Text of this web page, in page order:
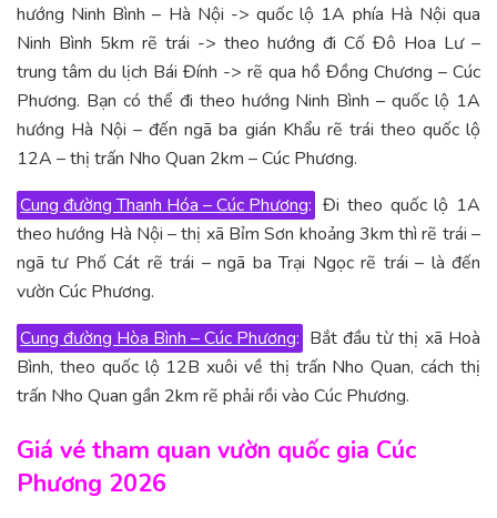
hướng Ninh Bình – Hà Nội -> quốc lộ 1A phía Hà Nội qua
Ninh Bình 5km rẽ trái -> theo hướng đi Cố Đô Hoa Lư –
trung tâm du lịch Bái Đính -> rẽ qua hồ Đồng Chương – Cúc
Phương. Bạn có thể đi theo hướng Ninh Bình – quốc lộ 1A
hướng Hà Nội – đến ngã ba gián Khẩu rẽ trái theo quốc lộ
12A – thị trấn Nho Quan 2km – Cúc Phương.
Cung đường Thanh Hóa – Cúc Phương: Đi theo quốc lộ 1A
theo hướng Hà Nội – thị xã Bỉm Sơn khoảng 3km thì rẽ trái –
ngã tư Phố Cát rẽ trái – ngã ba Trại Ngọc rẽ trái – là đến
vườn Cúc Phương.
Cung đường Hòa Bình – Cúc Phương: Bắt đầu từ thị xã Hoà
Bình, theo quốc lộ 12B xuôi về thị trấn Nho Quan, cách thị
trấn Nho Quan gần 2km rẽ phải rồi vào Cúc Phương.
Giá vé tham quan vườn quốc gia Cúc
Phương 2026